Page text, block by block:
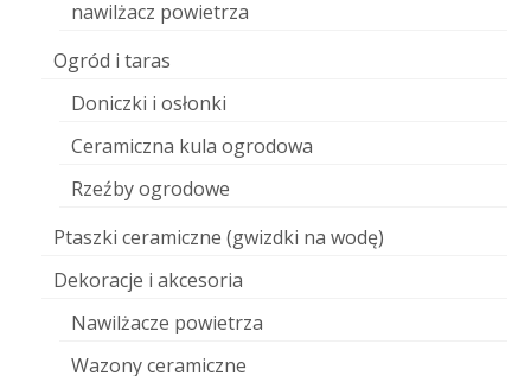
nawilżacz powietrza
Ogród i taras
Doniczki i osłonki
Ceramiczna kula ogrodowa
Rzeźby ogrodowe
Ptaszki ceramiczne (gwizdki na wodę)
Dekoracje i akcesoria
Nawilżacze powietrza
Wazony ceramiczne